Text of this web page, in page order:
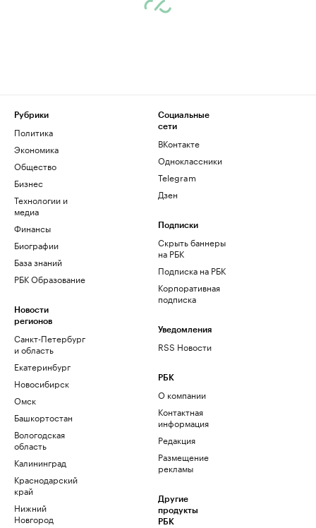
Рубрики
Политика
Экономика
Общество
Бизнес
Технологии и
медиа
Финансы
Биографии
База знаний
РБК Образование
Новости
регионов
Санкт-Петербург
и область
Екатеринбург
Новосибирск
Омск
Башкортостан
Вологодская
область
Калининград
Краснодарский
край
Нижний
Новгород
Социальные
сети
ВКонтакте
Одноклассники
Telegram
Дзен
Подписки
Скрыть баннеры
на РБК
Подписка на РБК
Корпоративная
подписка
Уведомления
RSS Новости
РБК
О компании
Контактная
информация
Редакция
Размещение
рекламы
Другие
продукты
РБК